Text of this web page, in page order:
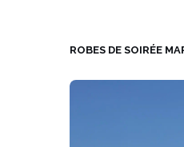
ROBES DE SOIRÉE